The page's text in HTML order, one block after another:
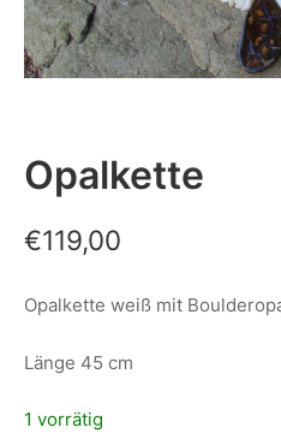
Opalkette
€119,00
Opalkette weiß mit
Länge 45 cm
1 vorrätig